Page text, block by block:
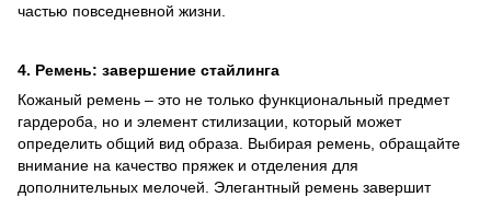
частью повседневной жизни.
4. Ремень: завершение стайлинга
Кожаный ремень – это не только функциональный предмет
гардероба, но и элемент стилизации, который может
определить общий вид образа. Выбирая ремень, обращайте
внимание на качество пряжек и отделения для
дополнительных мелочей. Элегантный ремень завершит